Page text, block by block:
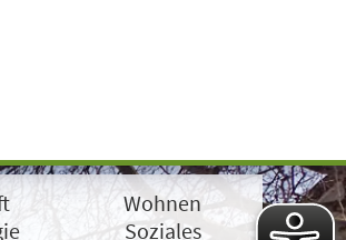
Wohnen
Soziales